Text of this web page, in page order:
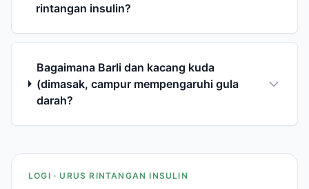
rintangan insulin?
Bagaimana Barli dan kacang kuda
(dimasak, campur mempengaruhi gula
darah?
LOGI · URUS RINTANGAN INSULIN